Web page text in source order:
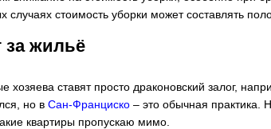
случаях стоимость уборки может составлять
за жильё
хозяева ставят просто драконовский залог,
но в Сан-Франциско – это обычная практика.
квартиры пропускаю мимо.